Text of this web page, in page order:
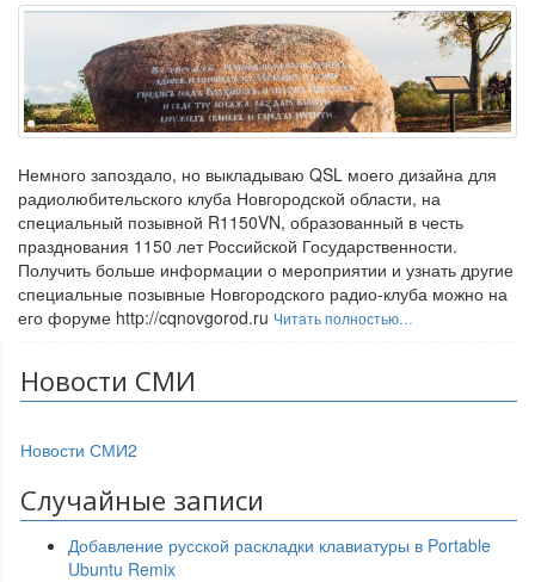
Немного запоздало, но выкладываю QSL моего дизайна для
радиолюбительского клуба Новгородской области, на
специальный позывной R1150VN, образованный в честь
празднования 1150 лет Российской Государственности.
Получить больше информации о мероприятии и узнать другие
специальные позывные Новгородского радио-клуба можно на
его форуме http://cqnovgorod.ru Читать полностью…
Новости СМИ
Новости СМИ2
Случайные записи
Добавление русской раскладки клавиатуры в Portable
Ubuntu Remix